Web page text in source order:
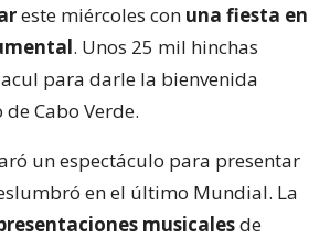
este miércoles con una fiesta en
. Unos 25 mil hinchas
para darle la bienvenida
Cabo Verde.
un espectáculo para presentar
en el último Mundial. La
musicalesde